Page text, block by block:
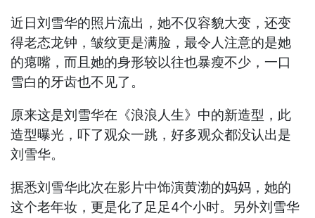
近日刘雪华的照片流出，她不仅容貌大变，还变
得老态龙钟，皱纹更是满脸，最令人注意的是她
的瘪嘴，而且她的身形较以往也暴瘦不少，一口
雪白的牙齿也不见了。
原来这是刘雪华在《浪浪人生》中的新造型，此
造型曝光，吓了观众一跳，好多观众都没认出是
刘雪华。
据悉刘雪华此次在影片中饰演黄渤的妈妈，她的
这个老年妆，更是化了足足4个小时。另外刘雪华